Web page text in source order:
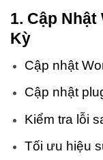
1. Cập
Kỳ
Cập nhật
Cập nhật
Kiểm tra lỗi
Tối ưu hiệu